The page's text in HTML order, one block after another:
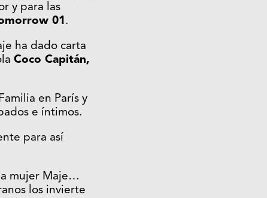
y para las
01.
ha dado carta
Coco Capitán,
en París y
e íntimos.
para así
mujer Maje…
los invierte